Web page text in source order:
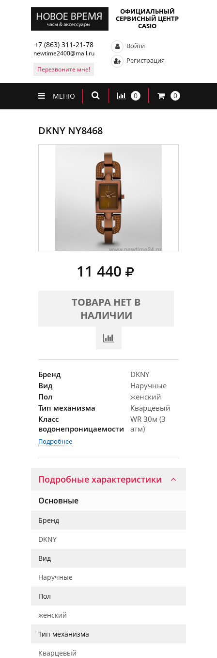
ОФИЦИАЛЬНЫЙ
СЕРВИСНЫЙ ЦЕНТР
CASIO
+7 (863) 311-21-78
newtime2400@mail.ru
Перезвоните мне!
Войти
Регистрация
МЕНЮ 0 0
DKNY NY8468
11 440
ТОВАРА НЕТ В
НАЛИЧИИ
Бренд
DKNY
Вид
Наручные
Пол
женский
Тип механизма
Кварцевый
Класс
водонепроницаемости
WR 30м (3
атм)
Подробнее
Подробные характеристики
Основные
Бренд
DKNY
Вид
Наручные
Пол
женский
Тип механизма
Кварцевый